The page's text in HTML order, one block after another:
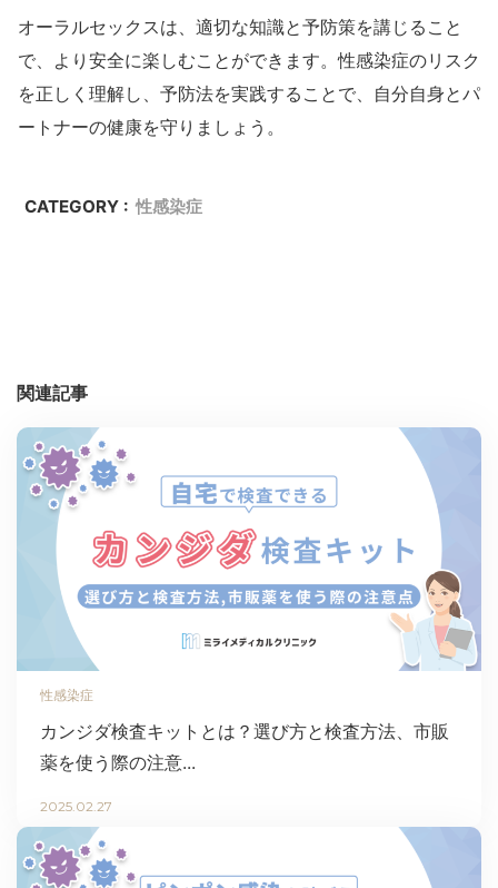
オーラルセックスは、適切な知識と予防策を講じること
で、より安全に楽しむことができます。性感染症のリスク
を正しく理解し、予防法を実践することで、自分自身とパ
ートナーの健康を守りましょう。
CATEGORY : 性感染症
関連記事
性感染症
カンジダ検査キットとは？選び方と検査方法、市販
薬を使う際の注意...
2025.02.27